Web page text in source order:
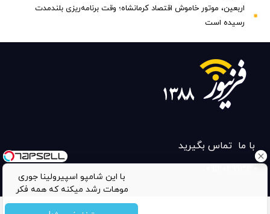
اربعین، موتور خاموش اقتصاد کرمانشاه؛ وقت برنامه‌ریزی بلندمدت
رسیده است
با این شامپو اسپیرولینا جوری
موهات رشد میکنه که همه فکر
میکنن مو کاشتی
با ما تماس بگیرید